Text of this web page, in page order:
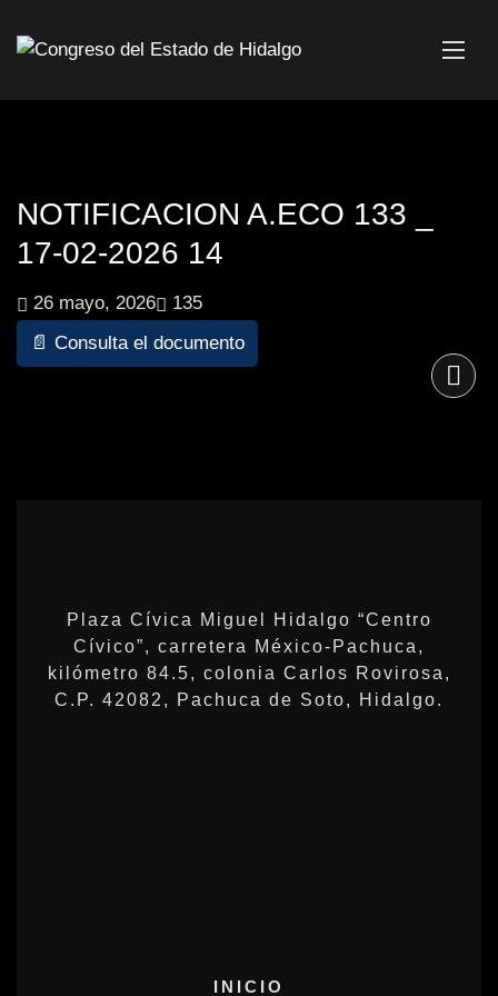
NOTIFICACION A.ECO 133 _
17-02-2026 14
26 mayo, 2026
135
📄 Consulta el documento
Plaza Cívica Miguel Hidalgo “Centro
Cívico”, carretera México-Pachuca,
kilómetro 84.5, colonia Carlos Rovirosa,
C.P. 42082, Pachuca de Soto, Hidalgo.
INICIO